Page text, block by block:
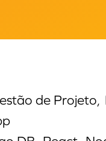
de Projeto,